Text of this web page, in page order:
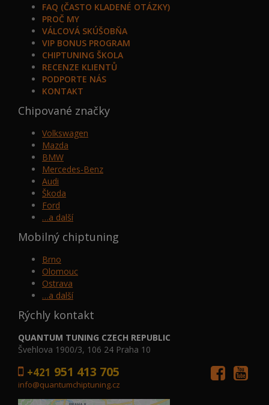
FAQ (ČASTO KLADENÉ OTÁZKY)
PROČ MY
VÁLCOVÁ SKÚŠOBŇA
VIP BONUS PROGRAM
CHIPTUNING ŠKOLA
RECENZE KLIENTŮ
PODPORTE NÁS
KONTAKT
Chipované značky
Volkswagen
Mazda
BMW
Mercedes-Benz
Audi
Škoda
Ford
…a další
Mobilný chiptuning
Brno
Olomouc
Ostrava
…a další
Rýchly kontakt
QUANTUM TUNING CZECH REPUBLIC
Švehlova 1900/3, 106 24 Praha 10
+421 951 413 705
info@quantumchiptuning.cz